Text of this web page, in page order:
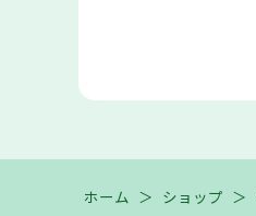
ホーム ＞ ショップ ＞